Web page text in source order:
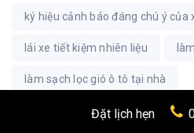
ký hiệu cảnh báo đáng chú ý của
lái xe tiết kiệm nhiên liệu
làm sạch lọc gió ô tô tại nhà
làm sao để bán xe ô tô được giá
Đặt lịch hẹn